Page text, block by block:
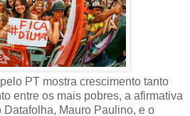
PT mostra crescimento tanto
entre os mais pobres, a afirmativa
Datafolha, Mauro Paulino, e o